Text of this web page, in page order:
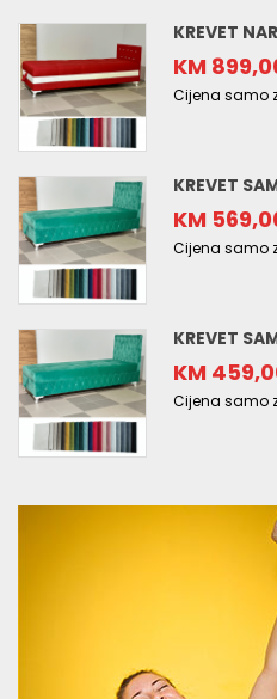
KREVET
KM
Cijena samo
KREVET
KM
Cijena samo
KREVET
KM
Cijena samo